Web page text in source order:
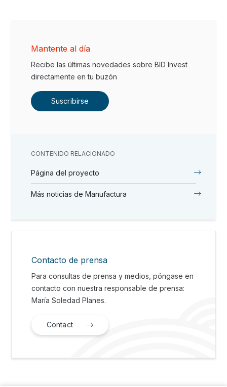
Mantente al día
Recibe las últimas novedades sobre BID Invest
directamente en tu buzón
Suscribirse
CONTENIDO RELACIONADO
Página del proyecto
Más noticias de Manufactura
Contacto de prensa
Para consultas de prensa y medios, póngase en
contacto con nuestra responsable de prensa:
María Soledad Planes.
Contact